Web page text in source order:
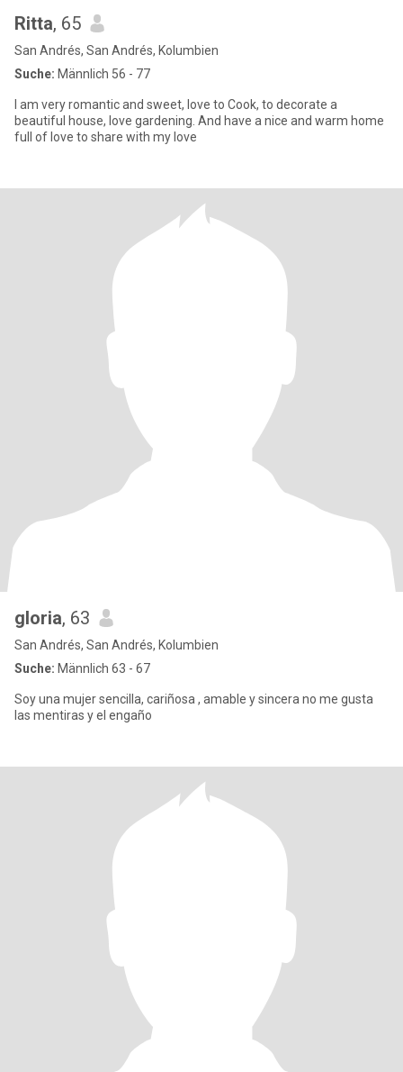
Ritta, 65
San Andrés, San Andrés, Kolumbien
Suche: Männlich 56 - 77
I am very romantic and sweet, love to Cook, to decorate a
beautiful house, love gardening. And have a nice and warm home
full of love to share with my love
gloria, 63
San Andrés, San Andrés, Kolumbien
Suche: Männlich 63 - 67
Soy una mujer sencilla, cariñosa , amable y sincera no me gusta
las mentiras y el engaño